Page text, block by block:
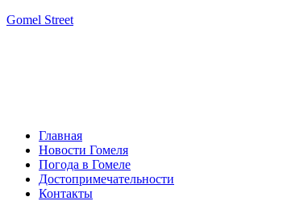
Gomel Street
Главная
Новости Гомеля
Погода в Гомеле
Достопримечательности
Контакты